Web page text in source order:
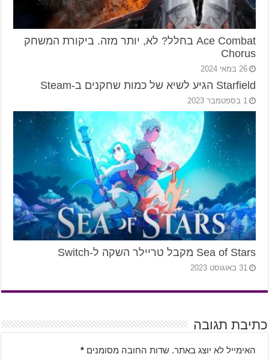
Ace Combat בחלל? לא, יותר מזה. ביקורת המשחק
Chorus
26 במאי 2024
Starfield הגיע לשיא של כמות שחקנים ב-Steam
1 בספטמבר 2023
Sea of Stars מקבל טריילר השקה ל-Switch
31 באוגוסט 2023
כתיבת תגובה
האימייל לא יוצג באתר. שדות החובה מסומנים *